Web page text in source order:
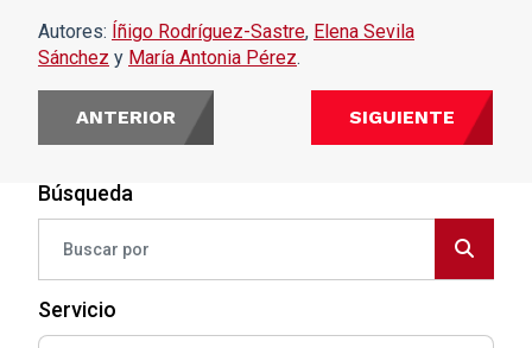
Búsqueda
Servicio
Autores: Íñigo Rodríguez-Sastre, Elena Sevila
Sánchez y María Antonia Pérez.
ANTERIOR SIGUIENTE